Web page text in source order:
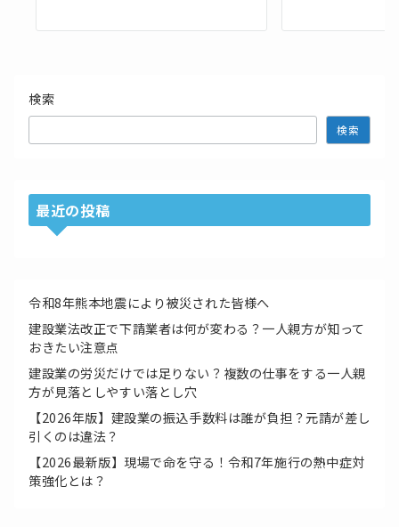
検索
検索
最近の投稿
令和8年熊本地震により被災された皆様へ
建設業法改正で下請業者は何が変わる？一人親方が知って
おきたい注意点
建設業の労災だけでは足りない？複数の仕事をする一人親
方が見落としやすい落とし穴
【2026年版】建設業の振込手数料は誰が負担？元請が差し
引くのは違法？
【2026最新版】現場で命を守る！令和7年施行の熱中症対
策強化とは？